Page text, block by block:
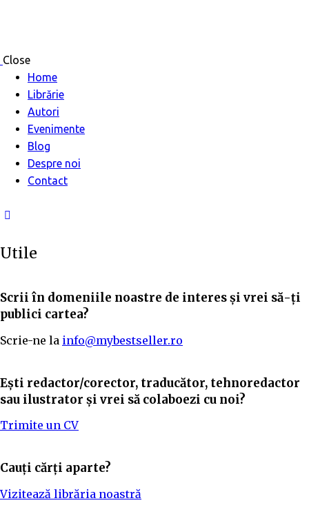
Close
Home
Librărie
Autori
Evenimente
Blog
Despre noi
Contact
Utile
Scrii în domeniile noastre de interes și vrei să-ți
publici cartea?
Scrie-ne la info@mybestseller.ro
Ești redactor/corector, traducător, tehnoredactor
sau ilustrator și vrei să colaboezi cu noi?
Trimite un CV
Cauți cărți aparte?
Vizitează librăria noastră